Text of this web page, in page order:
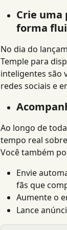
Crie uma
forma
No dia do
Temple para
inteligentes são
redes sociais e
Ao longo de
tempo real
Você também
Envie
fãs que
Aumente o
Lance